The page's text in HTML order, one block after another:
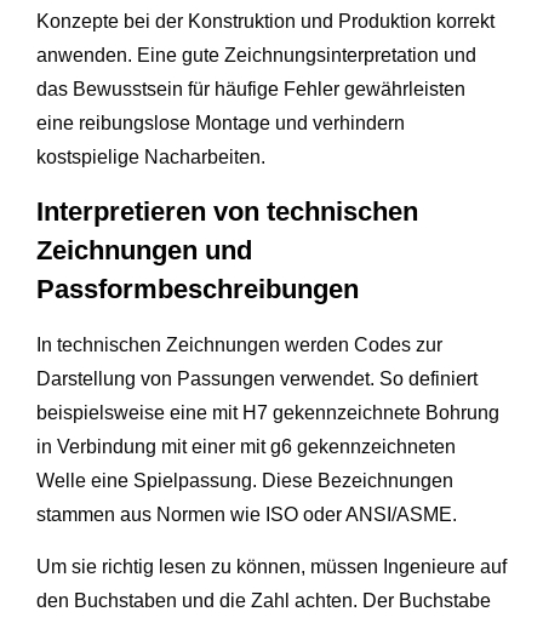
Konzepte bei der Konstruktion und Produktion korrekt
anwenden. Eine gute Zeichnungsinterpretation und
das Bewusstsein für häufige Fehler gewährleisten
eine reibungslose Montage und verhindern
kostspielige Nacharbeiten.
Interpretieren von technischen
Zeichnungen und
Passformbeschreibungen
In technischen Zeichnungen werden Codes zur
Darstellung von Passungen verwendet. So definiert
beispielsweise eine mit H7 gekennzeichnete Bohrung
in Verbindung mit einer mit g6 gekennzeichneten
Welle eine Spielpassung. Diese Bezeichnungen
stammen aus Normen wie ISO oder ANSI/ASME.
Um sie richtig lesen zu können, müssen Ingenieure auf
den Buchstaben und die Zahl achten. Der Buchstabe